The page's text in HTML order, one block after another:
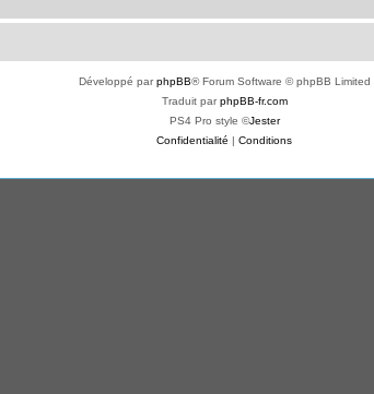
Développé parphpBB® Forum Software © phpBB Limited
Traduit parphpBB-fr.com
PS4 Pro style ©Jester
Confidentialité | Conditions